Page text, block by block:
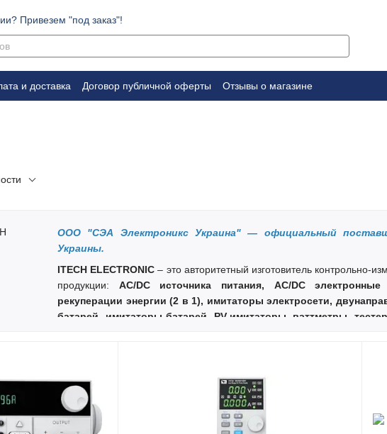
Привезем "под заказ"!
и доставка Договор публичной оферты Отзывы о магазине
ООО "СЭА Электроникс Украина"— официальный
Украины.
ITECH ELECTRONIC – это авторитетный изготовитель контрольно-
продукции: AC/DC источника питания, AC/DC
рекуперации энергии (2 в 1), имитаторы электросети,
батарей, имитаторы батарей, PV-имитаторы, ваттметры,
ELECTRONIC
сертифицировано по международным стандартам,